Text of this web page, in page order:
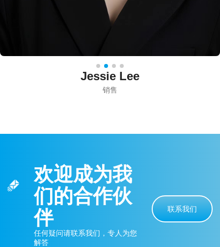
Aria Jiang
销售
欢迎成为我
们的合作伙
伴
任何疑问请联系我们，专人为您
解答
联系我们